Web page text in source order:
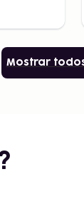
Mostrar